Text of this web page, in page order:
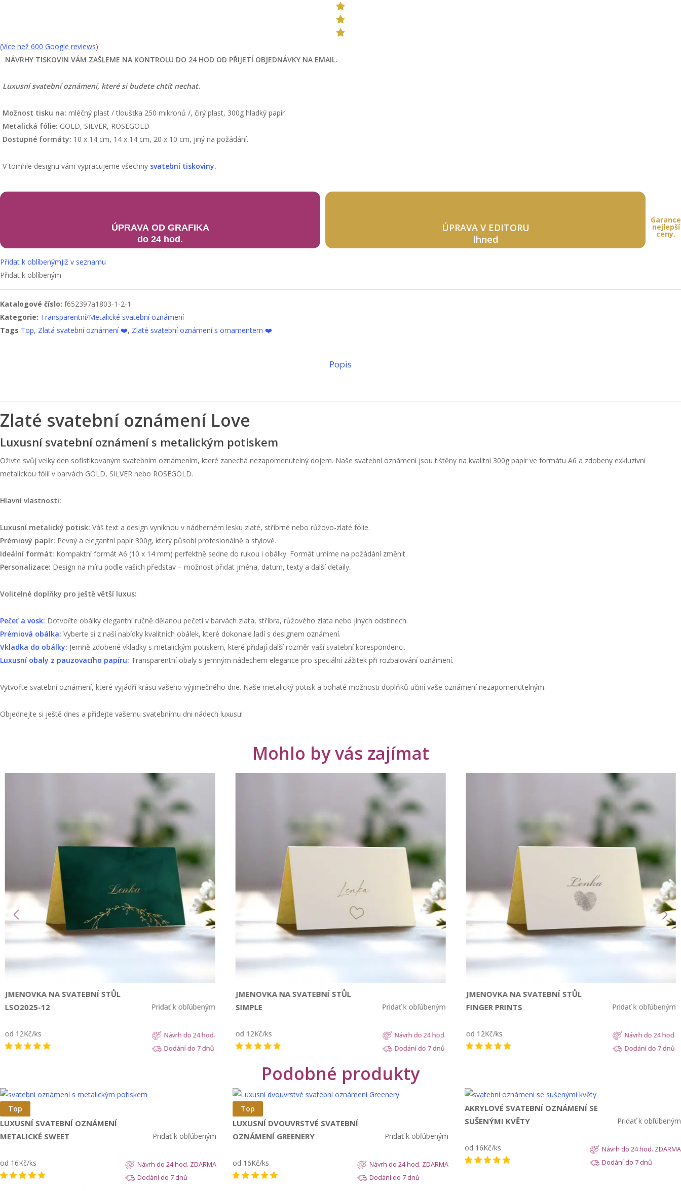
(Více než 600 Google reviews)
NÁVRHY TISKOVIN VÁM ZAŠLEME NA KONTROLU DO 24 HOD OD PŘIJETÍ OBJEDNÁVKY NA EMAIL.
Luxusní svatební oznámení, které si budete chtít nechat.
Možnost tisku na: mléčný plast / tloušťka 250 mikronů /, čirý plast, 300g hladký papír
Metalická fólie: GOLD, SILVER, ROSEGOLD
Dostupné formáty: 10 x 14 cm, 14 x 14 cm, 20 x 10 cm, jiný na požádání.
V tomhle designu vám vypracujeme všechny svatební tiskoviny.
ÚPRAVA OD GRAFIKA
do 24 hod.
ÚPRAVA V EDITORU
Ihned
Garance
nejlepší
ceny.
Přidat k oblíbenýmJiž v seznamu
Přidat k oblíbeným
Katalogové číslo: f652397a1803-1-2-1
Kategorie: Transparentní/Metalické svatební oznámení
Tags Top, Zlatá svatební oznámení ❤️, Zlaté svatební oznámení s ornamentem ❤️
Popis
Zlaté svatební oznámení Love
Luxusní svatební oznámení s metalickým potiskem
Oživte svůj velký den sofistikovaným svatebním oznámením, které zanechá nezapomenutelný dojem. Naše svatební oznámení jsou tištěny na kvalitní 300g papír ve formátu A6 a zdobeny exkluzivní
metalickou fólií v barvách GOLD, SILVER nebo ROSEGOLD.
Hlavní vlastnosti:
Luxusní metalický potisk: Váš text a design vyniknou v nádherném lesku zlaté, stříbrné nebo růžovo-zlaté fólie.
Prémiový papír: Pevný a elegantní papír 300g, který působí profesionálně a stylově.
Ideální formát: Kompaktní formát A6 (10 x 14 mm) perfektně sedne do rukou i obálky. Formát umíme na požádání změnit.
Personalizace: Design na míru podle vašich představ – možnost přidat jména, datum, texty a další detaily.
Volitelné doplňky pro ještě větší luxus:
Pečeť a vosk: Dotvořte obálky elegantní ručně dělanou pečetí v barvách zlata, stříbra, růžového zlata nebo jiných odstínech.
Prémiová obálka: Vyberte si z naší nabídky kvalitních obálek, které dokonale ladí s designem oznámení.
Vkladka do obálky: Jemně zdobené vkladky s metalickým potiskem, které přidají další rozměr vaší svatební korespondenci.
Luxusní obaly z pauzovacího papíru: Transparentní obaly s jemným nádechem elegance pro speciální zážitek při rozbalování oznámení.
Vytvořte svatební oznámení, které vyjádří krásu vašeho výjimečného dne. Naše metalický potisk a bohaté možnosti doplňků učiní vaše oznámení nezapomenutelným.
Objednejte si ještě dnes a přidejte vašemu svatebnímu dni nádech luxusu!
Mohlo by vás zajímat
JMENOVKA NA SVATEBNÍ STŮL
LSO2025-12
Pridať k obľúbeným
od 12Kč/ks
Návrh do 24 hod.
Dodání do 7 dnů
Zobrazit
JMENOVKA NA SVATEBNÍ STŮL
SIMPLE
Pridať k obľúbeným
od 12Kč/ks
Návrh do 24 hod.
Dodání do 7 dnů
JMENOVKA NA SVATEBNÍ STŮL
FINGER PRINTS
Pridať k obľúbeným
od 12Kč/ks
Návrh do 24 hod.
Dodání do 7 dnů
Podobné produkty
Top
LUXUSNÍ SVATEBNÍ OZNÁMENÍ
METALICKÉ SWEET
Pridať k obľúbeným
od 16Kč/ks
Návrh do 24 hod. ZDARMA
Dodání do 7 dnů
Top
LUXUSNÍ DVOUVRSTVÉ SVATEBNÍ
OZNÁMENÍ GREENERY
Pridať k obľúbeným
od 16Kč/ks
Návrh do 24 hod. ZDARMA
Dodání do 7 dnů
AKRYLOVÉ SVATEBNÍ OZNÁMENÍ SE
SUŠENÝMI KVĚTY
Pridať k obľúbeným
od 16Kč/ks
Návrh do 24 hod. ZDARMA
Dodání do 7 dnů